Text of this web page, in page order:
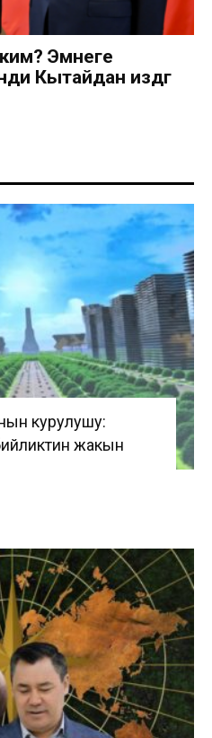
Эмнеге
Кытайдан издөөгө
курулушу:
жакын